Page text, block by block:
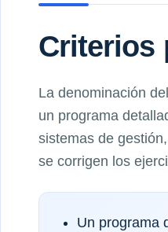
Criterios
La denominación
un programa
sistemas de
se corrigen los
Un programa